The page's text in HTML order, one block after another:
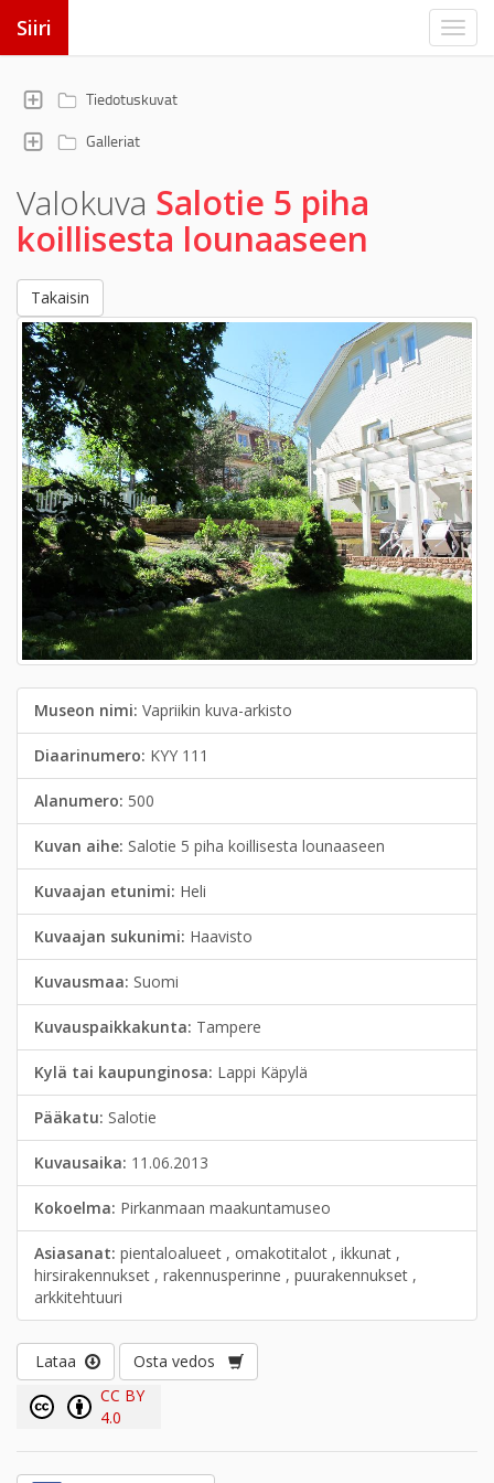
Siiri
Tiedotuskuvat
Galleriat
Valokuva Salotie 5 piha
koillisesta lounaaseen
Takaisin
Museon nimi: Vapriikin kuva-arkisto
Diaarinumero: KYY 111
Alanumero: 500
Kuvan aihe: Salotie 5 piha koillisesta lounaaseen
Kuvaajan etunimi: Heli
Kuvaajan sukunimi: Haavisto
Kuvausmaa: Suomi
Kuvauspaikkakunta: Tampere
Kylä tai kaupunginosa: Lappi Käpylä
Pääkatu: Salotie
Kuvausaika: 11.06.2013
Kokoelma: Pirkanmaan maakuntamuseo
Asiasanat: pientaloalueet , omakotitalot , ikkunat ,
hirsirakennukset , rakennusperinne , puurakennukset ,
arkkitehtuuri
Lataa
Osta vedos
CC BY
4.0